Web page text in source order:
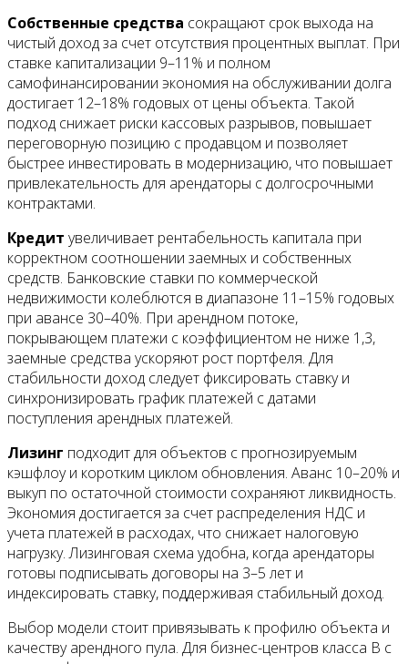
Собственные средства сокращают срок выхода на
чистый доход за счет отсутствия процентных выплат. При
ставке капитализации 9–11% и полном
самофинансировании экономия на обслуживании долга
достигает 12–18% годовых от цены объекта. Такой
подход снижает риски кассовых разрывов, повышает
переговорную позицию с продавцом и позволяет
быстрее инвестировать в модернизацию, что повышает
привлекательность для арендаторы с долгосрочными
контрактами.
Кредит увеличивает рентабельность капитала при
корректном соотношении заемных и собственных
средств. Банковские ставки по коммерческой
недвижимости колеблются в диапазоне 11–15% годовых
при авансе 30–40%. При арендном потоке,
покрывающем платежи с коэффициентом не ниже 1,3,
заемные средства ускоряют рост портфеля. Для
стабильности доход следует фиксировать ставку и
синхронизировать график платежей с датами
поступления арендных платежей.
Лизинг подходит для объектов с прогнозируемым
кэшфлоу и коротким циклом обновления. Аванс 10–20% и
выкуп по остаточной стоимости сохраняют ликвидность.
Экономия достигается за счет распределения НДС и
учета платежей в расходах, что снижает налоговую
нагрузку. Лизинговая схема удобна, когда арендаторы
готовы подписывать договоры на 3–5 лет и
индексировать ставку, поддерживая стабильный доход.
Выбор модели стоит привязывать к профилю объекта и
качеству арендного пула. Для бизнес-центров класса B с